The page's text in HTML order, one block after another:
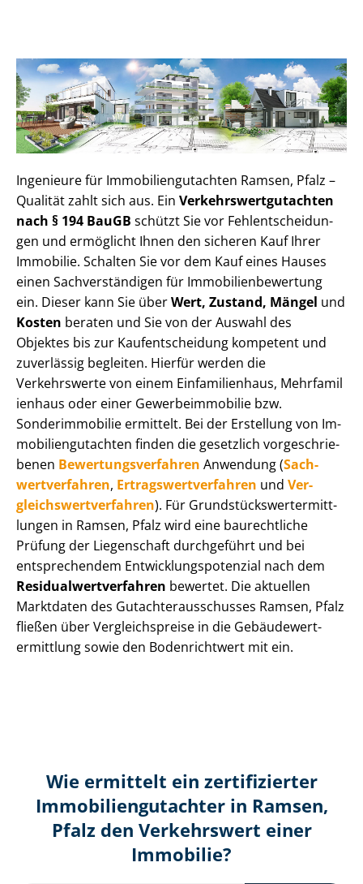
Ingenieure für Im­mo­bi­li­en­gut­ach­ten Ramsen, Pfalz –
Qualität zahlt sich aus. Ein Ver­kehrs­wert­gut­ach­ten
nach § 194 BauGB schützt Sie vor Fehl­ent­schei­dun­
gen und ermöglicht Ihnen den sicheren Kauf Ihrer
Immobilie. Schalten Sie vor dem Kauf eines Hauses
einen Sach­ver­stän­di­gen für Im­mo­bi­li­en­be­wer­tung
ein. Dieser kann Sie überWert, Zustand, Mängel und
Kosten beraten und Sie von der Auswahl des
Objektes bis zur Kauf­ent­schei­dung kompetent und
zuverlässig begleiten. Hierfür werden die
Verkehrswerte von einem Einfamilienhaus, Mehr­fa­mi­l
i­en­haus oder einer Ge­wer­be­im­mo­bi­lie bzw.
Sonderimmobilie ermittelt. Bei der Erstellung von Im­
mo­bi­li­en­gut­ach­ten finden die gesetzlich vor­ge­schrie­
be­nen Be­wer­tungs­ver­fah­ren Anwendung (Sach­
wert­ver­fah­ren, Er­trags­wert­ver­fah­ren und Ver­
gleichs­wert­ver­fah­ren). Für Grund­stücks­wert­ermitt­
lun­gen in Ramsen, Pfalz wird eine baurechtliche
Prüfung der Liegenschaft durchgeführt und bei
entsprechendem Ent­wick­lungs­po­ten­zi­al nach dem
Re­si­du­al­wert­ver­fah­ren bewertet. Die aktuellen
Marktdaten des Gut­ach­ter­aus­schus­ses Ramsen, Pfalz
fließen über Ver­gleichs­prei­se in die Ge­bäu­de­wert­
ermitt­lung sowie den Bodenrichtwert mit ein.
Wie ermittelt ein zertifizierter
Immobilien­gutachter in Ramsen,
Pfalz den Verkehrswert einer
Immobilie?